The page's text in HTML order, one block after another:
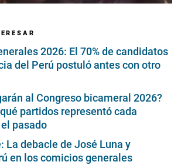
2026: El 70% de candidatos
del Perú postuló antes con otro
al Congreso bicameral 2026?
partidos representó cada
pasado
La debacle de José Luna y
en los comicios generales